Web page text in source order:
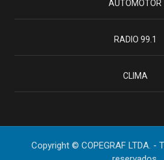
AUTOMOTOR
RADIO 99.1
CLIMA
Copyright © COPEGRAF LTDA. -